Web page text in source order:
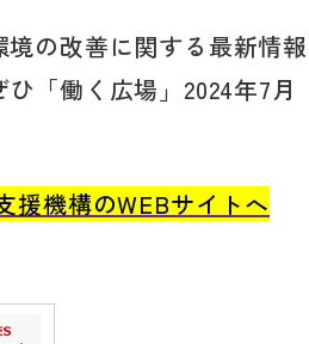
の改善に関する最新情報
「働く広場」2024年7月
援機構のWEBサイトへ